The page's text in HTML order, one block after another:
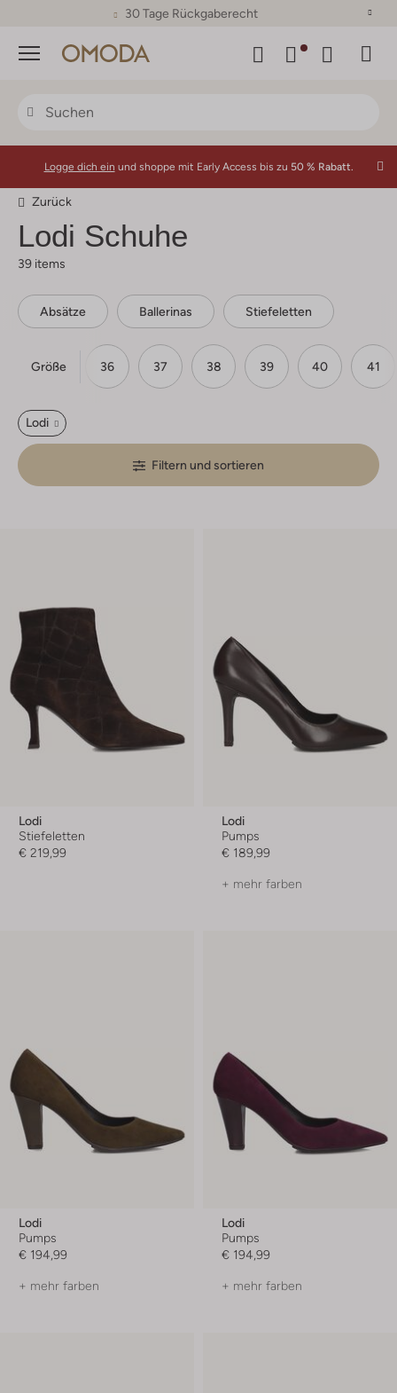
30 Tage Rückgaberecht
Menü
Logge dich ein und shoppe mit Early Access bis zu 50 % Rabatt.
Zurück
Lodi Schuhe
39 items
Absätze Ballerinas Stiefeletten
Größe
35 36 37 38 39 40 41
Lodi
Filtern und sortieren
Lodi
Stiefeletten
€ 219,99
Lodi
Pumps
€ 189,99
+ mehr farben
Lodi
Pumps
€ 194,99
+ mehr farben
Lodi
Pumps
€ 194,99
+ mehr farben